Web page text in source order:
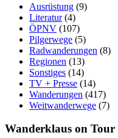
Ausrüstung (9)
Literatur(4)
ÖPNV (107)
Pilgerwege (5)
Radwanderungen (8)
Regionen (13)
Sonstiges (14)
TV + Presse (14)
Wanderungen (417)
Weitwanderwege (7)
Wanderklaus on Tour